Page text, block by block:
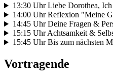
13:30 Uhr Liebe Dorothea,
14:00 Uhr Reflexion "Meine
14:45 Uhr Deine Fragen &
15:15 Uhr Achtsamkeit &
15:45 Uhr Bis zum nächsten
Vortragende